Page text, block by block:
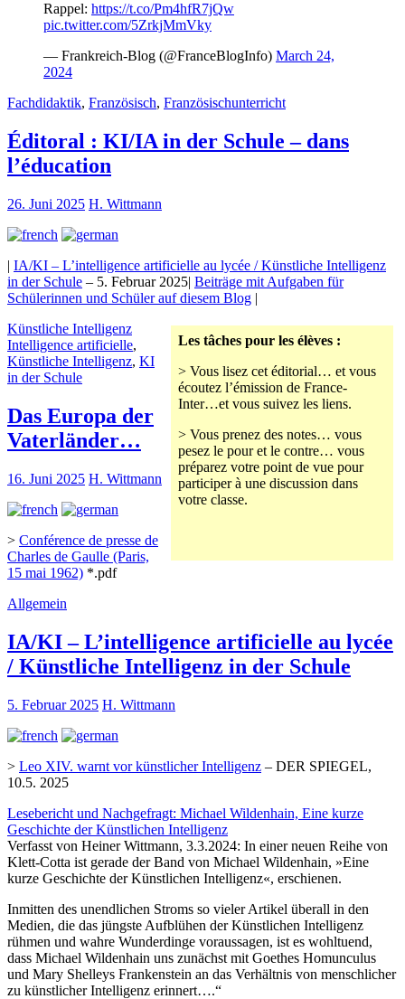
Rappel: https://t.co/Pm4hfR7jQw
pic.twitter.com/5ZrkjMmVky
— Frankreich-Blog (@FranceBlogInfo) March 24,
2024
Fachdidaktik, Französisch, Französischunterricht
Éditoral : KI/IA in der Schule – dans
l’éducation
26. Juni 2025 H. Wittmann
| IA/KI – L’intelligence artificielle au lycée / Künstliche Intelligenz
in der Schule – 5. Februar 2025| Beiträge mit Aufgaben für
Schülerinnen und Schüler auf diesem Blog |
Les tâches pour les élèves :
> Vous lisez cet éditorial… et vous
écoutez l’émission de France-
Inter…et vous suivez les liens.
> Vous prenez des notes… vous
pesez le pour et le contre… vous
préparez votre point de vue pour
participer à une discussion dans
votre classe.
Künstliche Intelligenz
Intelligence artificielle,
Künstliche Intelligenz, KI
in der Schule
Das Europa der
Vaterländer…
16. Juni 2025 H. Wittmann
> Conférence de presse de
Charles de Gaulle (Paris,
15 mai 1962) *.pdf
Allgemein
IA/KI – L’intelligence artificielle au lycée
/ Künstliche Intelligenz in der Schule
5. Februar 2025 H. Wittmann
> Leo XIV. warnt vor künstlicher Intelligenz – DER SPIEGEL,
10.5. 2025
Lesebericht und Nachgefragt: Michael Wildenhain, Eine kurze
Geschichte der Künstlichen Intelligenz
Verfasst von Heiner Wittmann, 3.3.2024: In einer neuen Reihe von
Klett-Cotta ist gerade der Band von Michael Wildenhain, »Eine
kurze Geschichte der Künstlichen Intelligenz«, erschienen.
Inmitten des unendlichen Stroms so vieler Artikel überall in den
Medien, die das jüngste Aufblühen der Künstlichen Intelligenz
rühmen und wahre Wunderdinge voraussagen, ist es wohltuend,
dass Michael Wildenhain uns zunächst mit Goethes Homunculus
und Mary Shelleys Frankenstein an das Verhältnis von menschlicher
zu künstlicher Intelligenz erinnert….“